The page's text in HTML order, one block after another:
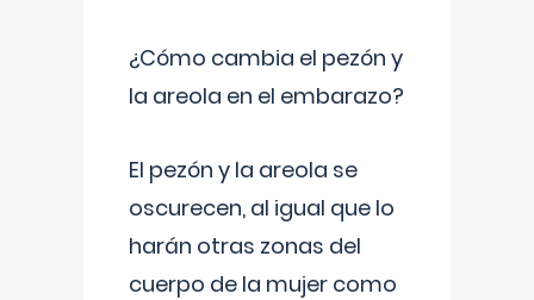
¿Cómo cambia el pezón y
la areola en el embarazo?
El pezón y la areola se
oscurecen, al igual que lo
harán otras zonas del
cuerpo de la mujer como